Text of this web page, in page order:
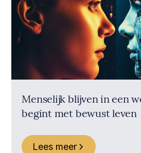
Menselijk blijven in een
begint met bewust leven
Lees meer